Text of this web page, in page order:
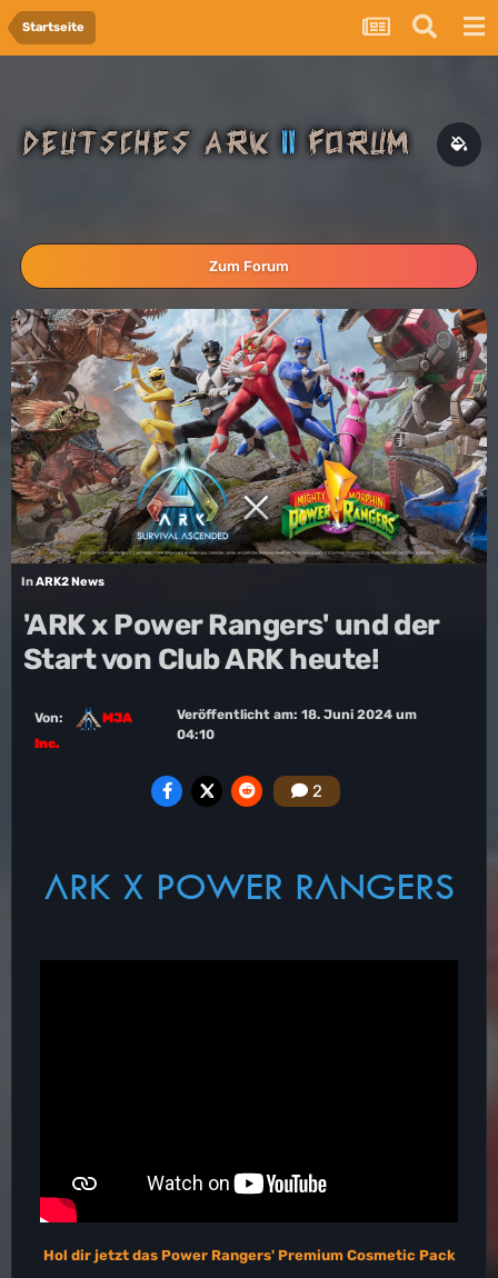
Startseite
Zum Forum
InARK2 News
'ARK x Power Rangers' und der
Start von Club ARK heute!
Von:
MJA
Inc.
Veröffentlicht am:18. Juni 2024 um
04:10
2
ARK X POWER RANGERS
Hol dir jetzt das Power Rangers' Premium Cosmetic Pack